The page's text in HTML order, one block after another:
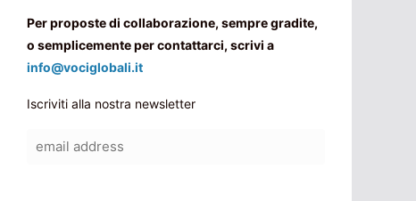
Per proposte di collaborazione, sempre gradite,
o semplicemente per contattarci, scrivi a
info@vociglobali.it
Iscriviti alla nostra newsletter